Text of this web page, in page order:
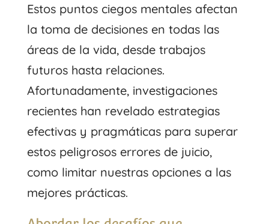
Estos puntos ciegos mentales afectan
la toma de decisiones en todas las
áreas de la vida, desde trabajos
futuros hasta relaciones.
Afortunadamente, investigaciones
recientes han revelado estrategias
efectivas y pragmáticas para superar
estos peligrosos errores de juicio,
como limitar nuestras opciones a las
mejores prácticas.